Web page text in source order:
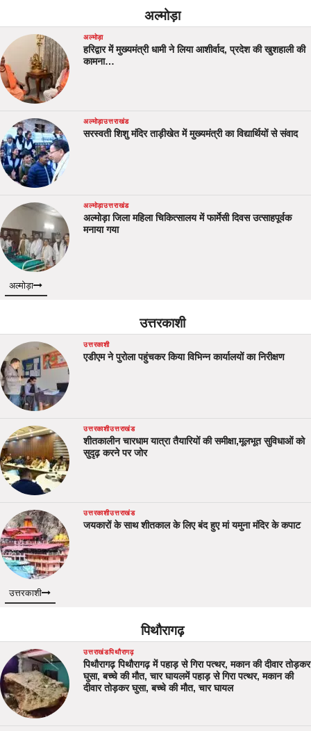
अल्मोड़ा
अल्मोड़ा
हरिद्वार में मुख्यमंत्री धामी ने लिया आशीर्वाद, प्रदेश की खुशहाली की
कामना…
अल्मोड़ाउत्तराखंड
सरस्वती शिशु मंदिर ताड़ीखेत में मुख्यमंत्री का विद्यार्थियों से संवाद
अल्मोड़ाउत्तराखंड
अल्मोड़ा जिला महिला चिकित्सालय में फार्मेसी दिवस उत्साहपूर्वक
मनाया गया
अल्मोड़ा
उत्तरकाशी
उत्तरकाशी
एडीएम ने पुरोला पहुंचकर किया विभिन्न कार्यालयों का निरीक्षण
उत्तरकाशीउत्तराखंड
शीतकालीन चारधाम यात्रा तैयारियों की समीक्षा,मूलभूत सुविधाओं को
सुदृढ़ करने पर जोर
उत्तरकाशीउत्तराखंड
जयकारों के साथ शीतकाल के लिए बंद हुए मां यमुना मंदिर के कपाट
उत्तरकाशी
पिथौरागढ़
उत्तराखंडपिथौरागढ़
पिथौरागढ़ पिथौरागढ़ में पहाड़ से गिरा पत्थर, मकान की दीवार तोड़कर
घुसा, बच्चे की मौत, चार घायलमें पहाड़ से गिरा पत्थर, मकान की
दीवार तोड़कर घुसा, बच्चे की मौत, चार घायल